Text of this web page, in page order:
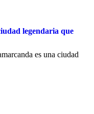
legendaria que
es una ciudad